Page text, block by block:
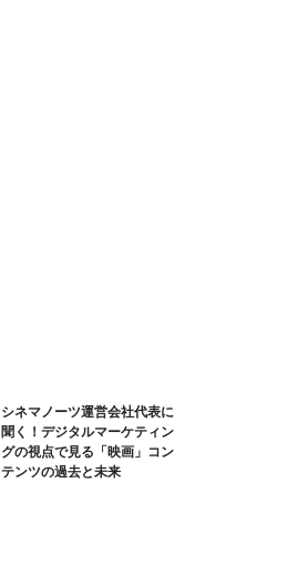
シネマノーツ運営会社代表に
聞く！デジタルマーケティン
グの視点で見る「映画」コン
テンツの過去と未来